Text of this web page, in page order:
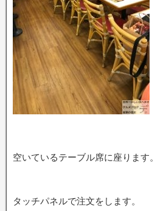
空いているテーブル席に座ります。
タッチパネルで注文をします。